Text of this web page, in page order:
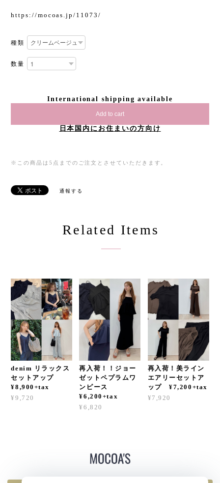
https://mocoas.jp/11073/
種類
数量
International shipping available
Add to cart
日本国内にお住まいの方向け
※この商品は5点までのご注文とさせていただきます。
通報する
Related Items
denim リラックス
セットアップ
¥8,900+tax
¥9,720
再入荷！！ジョー
ゼットペプラムワ
ンピース
¥6,200+tax
¥6,820
再入荷！美ライン
エアリーセットア
ップ ¥7,200+tax
¥7,920